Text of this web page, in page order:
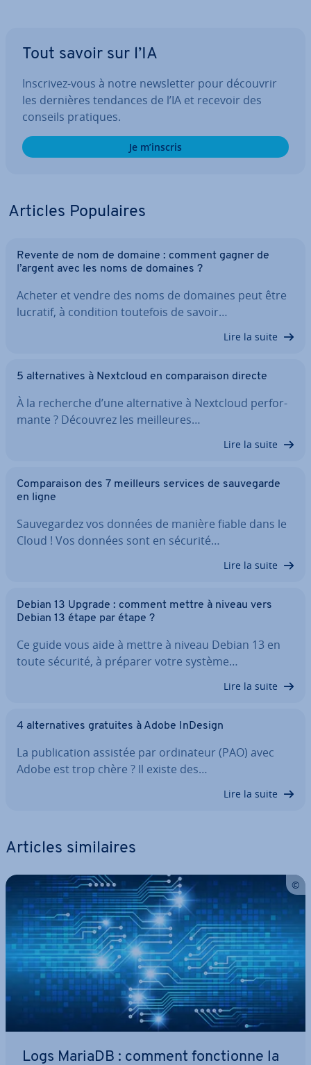
Tout savoir sur l’IA
Inscrivez-vous à notre news­let­ter pour découvrir
les dernières tendances de l’IA et recevoir des
conseils pratiques.
Je m’inscris
Articles Po­pu­laires
Revente de nom de domaine : comment gagner de
l’argent avec les noms de domaines ?
Acheter et vendre des noms de domaines peut être
lucratif, à condition toutefois de savoir…
Lire la suite
5 al­ter­na­tives à Nextcloud en com­pa­rai­son directe
À la recherche d’une al­ter­na­tive à Nextcloud per­for­
mante ? Découvrez les meil­leures…
Lire la suite
Com­pa­rai­son des 7 meilleurs services de sau­ve­garde
en ligne
Sau­ve­gar­dez vos données de manière fiable dans le
Cloud ! Vos données sont en sécurité…
Lire la suite
Debian 13 Upgrade : comment mettre à niveau vers
Debian 13 étape par étape ?
Ce guide vous aide à mettre à niveau Debian 13 en
toute sécurité, à préparer votre système…
Lire la suite
4 al­ter­na­tives gratuites à Adobe InDesign
La pu­bli­ca­tion assistée par or­di­na­teur (PAO) avec
Adobe est trop chère ? Il existe des…
Lire la suite
Articles si­mi­laires
Logs MariaDB : comment fonc­tionne la